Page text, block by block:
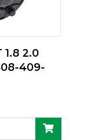
1.8 2.0
409-